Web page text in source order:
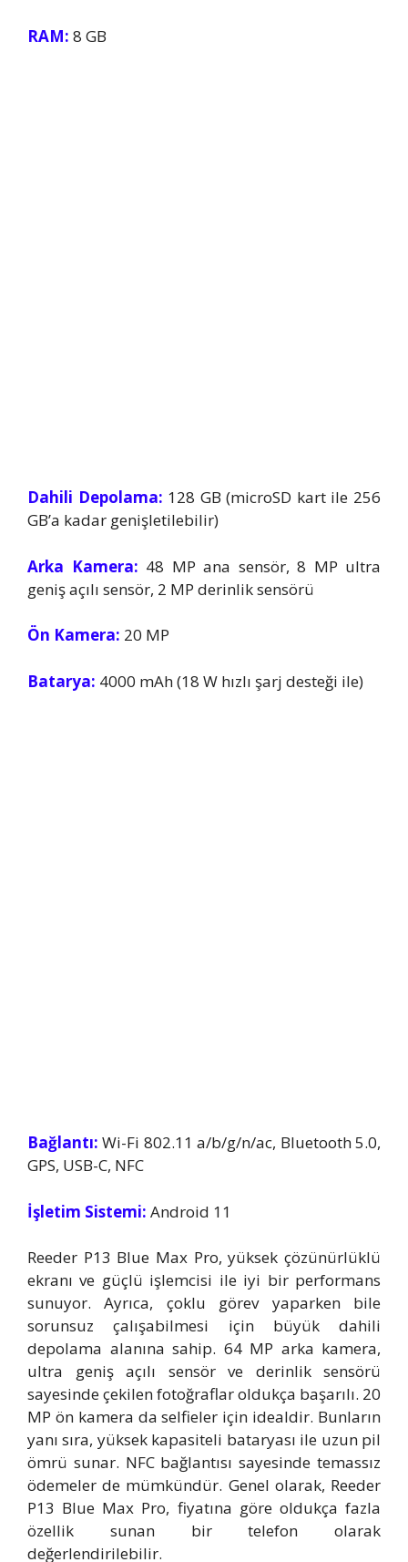
RAM: 8 GB
Dahili Depolama: 128 GB (microSD kart ile 256
GB’a kadar genişletilebilir)
Arka Kamera: 48 MP ana sensör, 8 MP ultra
geniş açılı sensör, 2 MP derinlik sensörü
Ön Kamera: 20 MP
Batarya: 4000 mAh (18 W hızlı şarj desteği ile)
Bağlantı:Wi-Fi 802.11 a/b/g/n/ac, Bluetooth 5.0,
GPS, USB-C, NFC
İşletim Sistemi: Android 11
Reeder P13 Blue Max Pro, yüksek çözünürlüklü
ekranı ve güçlü işlemcisi ile iyi bir performans
sunuyor. Ayrıca, çoklu görev yaparken bile
sorunsuz çalışabilmesi için büyük dahili
depolama alanına sahip. 64 MP arka kamera,
ultra geniş açılı sensör ve derinlik sensörü
sayesinde çekilen fotoğraflar oldukça başarılı. 20
MP ön kamera da selfieler için idealdir. Bunların
yanı sıra, yüksek kapasiteli bataryası ile uzun pil
ömrü sunar. NFC bağlantısı sayesinde temassız
ödemeler de mümkündür. Genel olarak, Reeder
P13 Blue Max Pro, fiyatına göre oldukça fazla
özellik sunan bir telefon olarak
değerlendirilebilir.